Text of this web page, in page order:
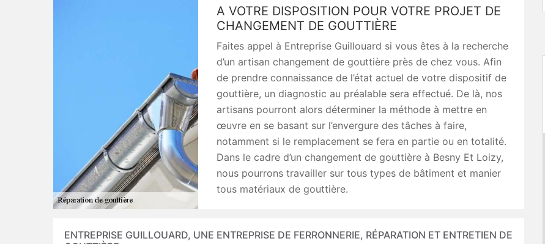
A VOTRE DISPOSITION POUR VOTRE PROJET DE
CHANGEMENT DE GOUTTIÈRE
Faites appel à Entreprise Guillouard si vous êtes à la recherche
d’un artisan changement de gouttière près de chez vous. Afin
de prendre connaissance de l’état actuel de votre dispositif de
gouttière, un diagnostic au préalable sera effectué. De là, nos
artisans pourront alors déterminer la méthode à mettre en
œuvre en se basant sur l’envergure des tâches à faire,
notamment si le remplacement se fera en partie ou en totalité.
Dans le cadre d’un changement de gouttière à Besny Et Loizy,
nous pourrons travailler sur tous types de bâtiment et manier
tous matériaux de gouttière.
ENTREPRISE GUILLOUARD, UNE ENTREPRISE DE FERRONNERIE, RÉPARATION ET ENTRETIEN DE